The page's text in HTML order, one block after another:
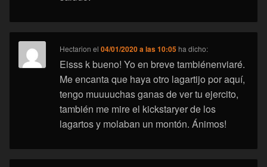
Hectarion el04/01/2020 a las 10:05 ha dicho:
Eisss k bueno! Yo en breve tambiénenviaré.
Me encanta que haya otro lagartijo por aquí,
tengo muuuuchas ganas de ver tu ejercito,
también me mire el kickstaryer de los
lagartos y molaban un montón. Ánimos!